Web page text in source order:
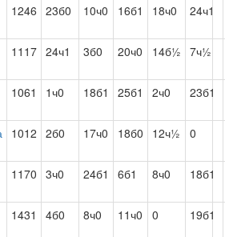
1246 23б0 10ч0 16б1 18ч0 24ч1
1117 24ч1 3б0 20ч0 14б½ 7ч½
1061 1ч0 18б1 25б1 2ч0 23б1
1012 2б0 17ч0 18б0 12ч½ 0
1170 3ч0 24б1 6б1 8ч0 18б1
1431 4б0 8ч0 11ч0 0 19б1